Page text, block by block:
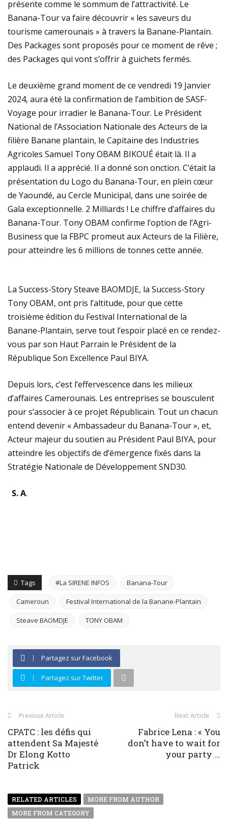
présente comme le sommum de l’attractivité. Le
Banana-Tour va faire découvrir « les saveurs du
tourisme camerounais » à travers la Banane-Plantain.
Des Packages sont proposés pour ce moment de rêve ;
des Packages qui vont s’offrir à guichets fermés.
Le deuxième grand moment de ce vendredi 19 Janvier
2024, aura été la confirmation de l’ambition de SASF-
Voyage pour irradier le Banana-Tour. Le Président
National de l’Association Nationale des Acteurs de la
filière Banane plantain, le Capitaine des Industries
Agricoles Samuel Tony OBAM BIKOUÉ était là. Il a
applaudi. Il a apprécié. Il a donné son onction. C’était la
présentation du Logo du Banana-Tour, en plein cœur
de Yaoundé, au Cercle Municipal, dans une soirée de
Gala exceptionnelle. 2 Milliards ! Le chiffre d’affaires du
Banana-Tour. Tony OBAM confirme l’option de l’Agri-
Business que la FBPC promeut aux Acteurs de la Filière,
pour atteindre les 6 millions de tonnes cette année.
La Success-Story Steave BAOMDJE, la Success-Story
Tony OBAM, ont pris l’altitude, pour que cette
troisième édition du Festival International de la
Banane-Plantain, serve tout l’espoir placé en ce rendez-
vous par son Haut Parrain le Président de la
République Son Excellence Paul BIYA.
Depuis lors, c’est l’effervescence dans les milieux
d’affaires Camerounais. Les entreprises se bousculent
pour s’associer à ce projet Républicain. Tout un chacun
entend devenir « Ambassadeur du Banana-Tour », et,
Acteur majeur du soutien au Président Paul BIYA, pour
atteindre les objectifs de d’émergence fixés dans la
Stratégie Nationale de Développement SND30.
S. A.
Tags #La SIRENE INFOS Banana-Tour
Cameroun Festival International de la Banane-Plantain
Steave BAOMDJE TONY OBAM
Partagez sur Facebook
Partagez sur Twitter
Previous Article
CPATC : les défis qui
attendent Sa Majesté
Dr Elong Kotto
Patrick
Next Article
Fabrice Lena : « You
don’t have to wait for
your party ...
RELATED ARTICLES
MORE FROM AUTHOR
MORE FROM CATEGORY